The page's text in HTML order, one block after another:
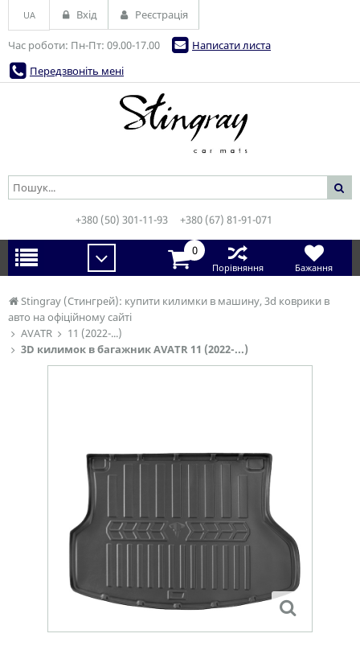
Stingray (Стингрей): купити килимки в машину, 3d коврики в
авто на офіційному сайті
AVATR
11 (2022-...)
3D килимок в багажник AVATR 11 (2022-...)
Час роботи: Пн-Пт: 09.00-17.00
Написати листа
Передзвоніть мені
UA Вхід Реєстрація
+380 (50) 301-11-93 +380 (67) 81-91-071
0
Порівняння Бажання